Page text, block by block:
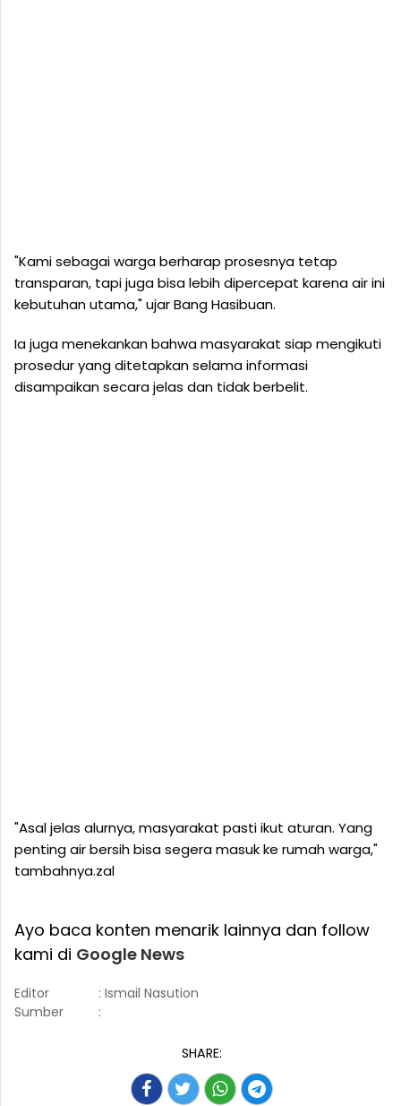
"Kami sebagai warga berharap prosesnya tetap
transparan, tapi juga bisa lebih dipercepat karena air ini
kebutuhan utama," ujar Bang Hasibuan.
Ia juga menekankan bahwa masyarakat siap mengikuti
prosedur yang ditetapkan selama informasi
disampaikan secara jelas dan tidak berbelit.
"Asal jelas alurnya, masyarakat pasti ikut aturan. Yang
penting air bersih bisa segera masuk ke rumah warga,"
tambahnya.zal
Ayo baca konten menarik lainnya dan follow
kami di Google News
Editor
: Ismail Nasution
Sumber
:
SHARE: